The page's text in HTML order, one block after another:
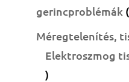
gerincproblémák
Méregtelenítés,
Elektroszmog
2